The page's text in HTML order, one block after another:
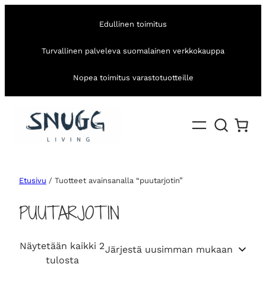
Edullinen toimitus
Turvallinen palveleva suomalainen verkkokauppa
Nopea toimitus varastotuotteille
Etusivu / Tuotteet avainsanalla “puutarjotin”
PUUTARJOTIN
Näytetään kaikki 2
tulostaS